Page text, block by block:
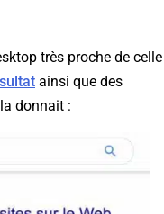
très proche de celle
ainsi que des
donnait :